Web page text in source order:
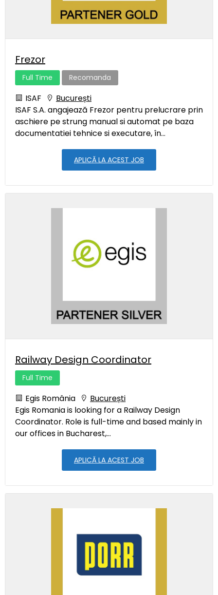
Frezor
Full Time Recomanda
ISAF
București
ISAF S.A. angajează Frezor pentru prelucrare prin
aschiere pe strung manual si automat pe baza
documentatiei tehnice si executare, în...
APLICĂ LA ACEST JOB
Railway Design Coordinator
Full Time
Egis România
București
Egis Romania is looking for a Railway Design
Coordinator. Role is full-time and based mainly in
our offices in Bucharest,...
APLICĂ LA ACEST JOB